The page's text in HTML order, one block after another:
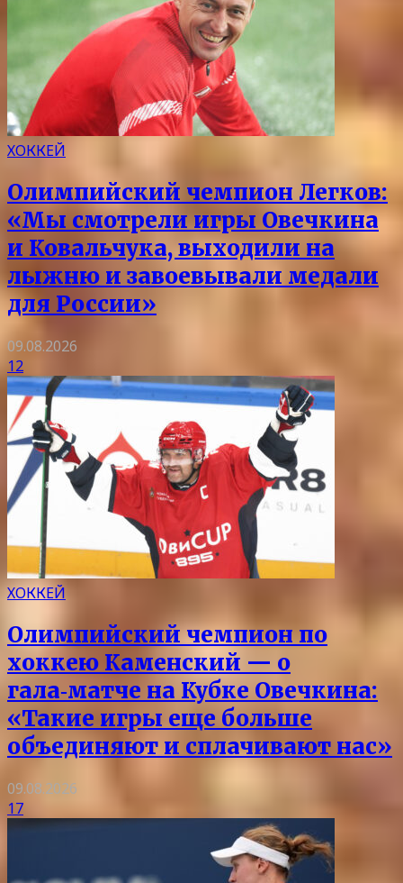
ХОККЕЙ
Олимпийский чемпион Легков:
«Мы смотрели игры Овечкина
и Ковальчука, выходили на
лыжню и завоевывали медали
для России»
09.08.2026
12
ХОККЕЙ
Олимпийский чемпион по
хоккею Каменский — о
гала‑матче на Кубке Овечкина:
«Такие игры еще больше
объединяют и сплачивают нас»
09.08.2026
17